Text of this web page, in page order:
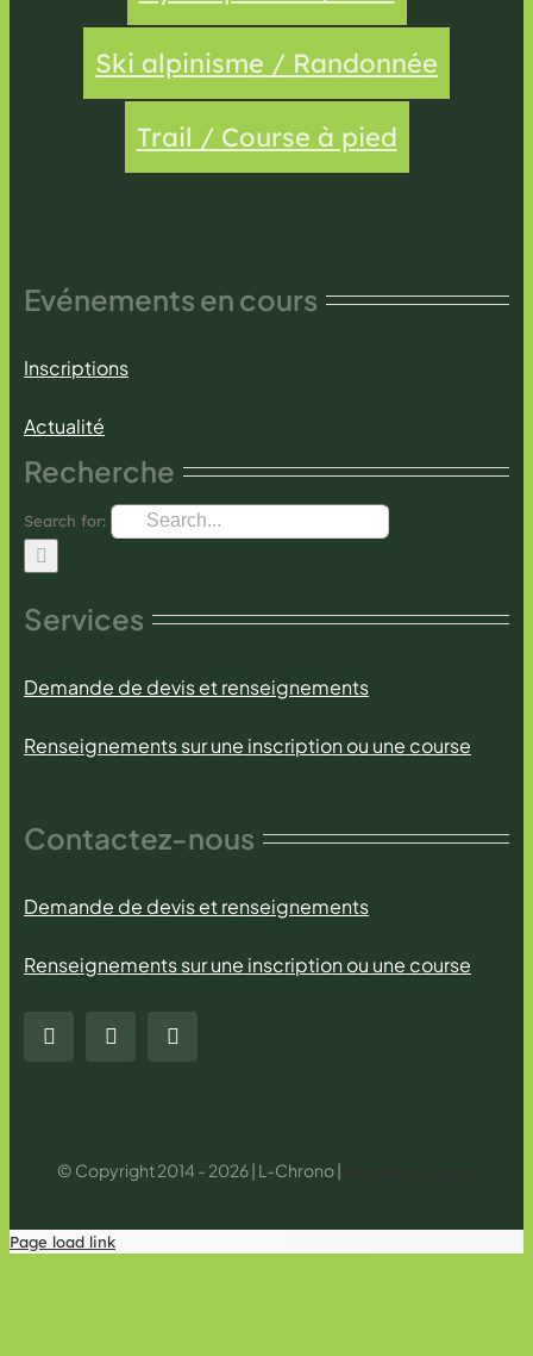
Ski alpinisme / Randonnée
Trail / Course à pied
Evénements en cours
Inscriptions
Actualité
Recherche
Search for:
Services
Demande de devis et renseignements
Renseignements sur une inscription ou une course
Contactez-nous
Demande de devis et renseignements
Renseignements sur une inscription ou une course
© Copyright 2014 - 2026 | L-Chrono |
Page load link